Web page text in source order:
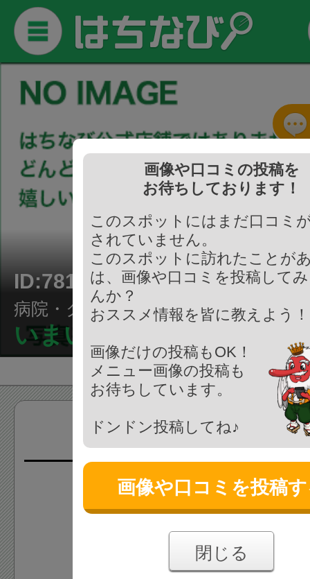
ID:781331
病院・クリニック/獣医・ペット動物
いまい動物病院
画像(0枚)
画像はまだ投稿されていま
画像を投稿する
画像や口コミの投稿を
お待ちしております！
このスポットにはまだ口コミ
されていません。
このスポットに訪れたことが
は、画像や口コミを投稿して
んか？
おススメ情報を皆に教えよう
画像だけの投稿もOK！
メニュー画像の投稿も
お待ちしています。
ドンドン投稿してね♪
画像や口コミを投稿
閉じる